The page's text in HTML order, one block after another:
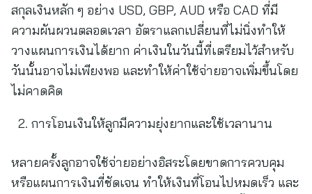
สกุลเงินหลัก ๆ อย่าง USD, GBP, AUD หรือ CAD ที่มี
ความผันผวนตลอดเวลา อัตราแลกเปลี่ยนที่ไม่นิ่งทำให้
วางแผนการเงินได้ยาก ค่าเงินในวันนี้ที่เตรียมไว้สำหรับ
วันนั้นอาจไม่เพียงพอ และทำให้ค่าใช้จ่ายอาจเพิ่มขึ้นโดย
ไม่คาดคิด
การโอนเงินให้ลูกมีความยุ่งยากและใช้เวลานาน
หลายครั้งลูกอาจใช้จ่ายอย่างอิสระโดยขาดการควบคุม
หรือแผนการเงินที่ชัดเจน ทำให้เงินที่โอนไปหมดเร็ว และ